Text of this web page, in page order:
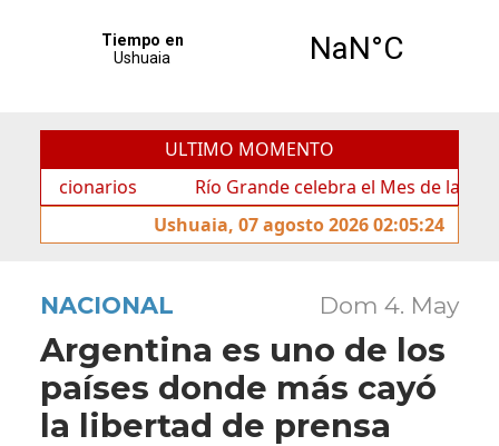
ULTIMO MOMENTO
Río Grande celebra el Mes de las Infancias
Ushuaia, 07 agosto 2026 02:05:24
NACIONAL Dom 4. May
Argentina es uno de los
países donde más cayó
la libertad de prensa